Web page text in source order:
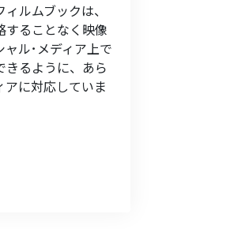
ルムブックは、
することなく映像
ル･メディア上で
きるように、あら
アに対応していま